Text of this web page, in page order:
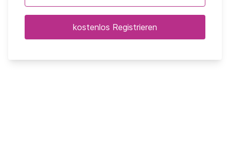
kostenlos Registrieren